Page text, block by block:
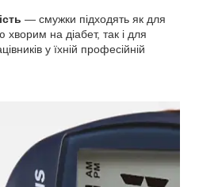
— смужки підходять як для
на діабет, так і для
у їхній професійній